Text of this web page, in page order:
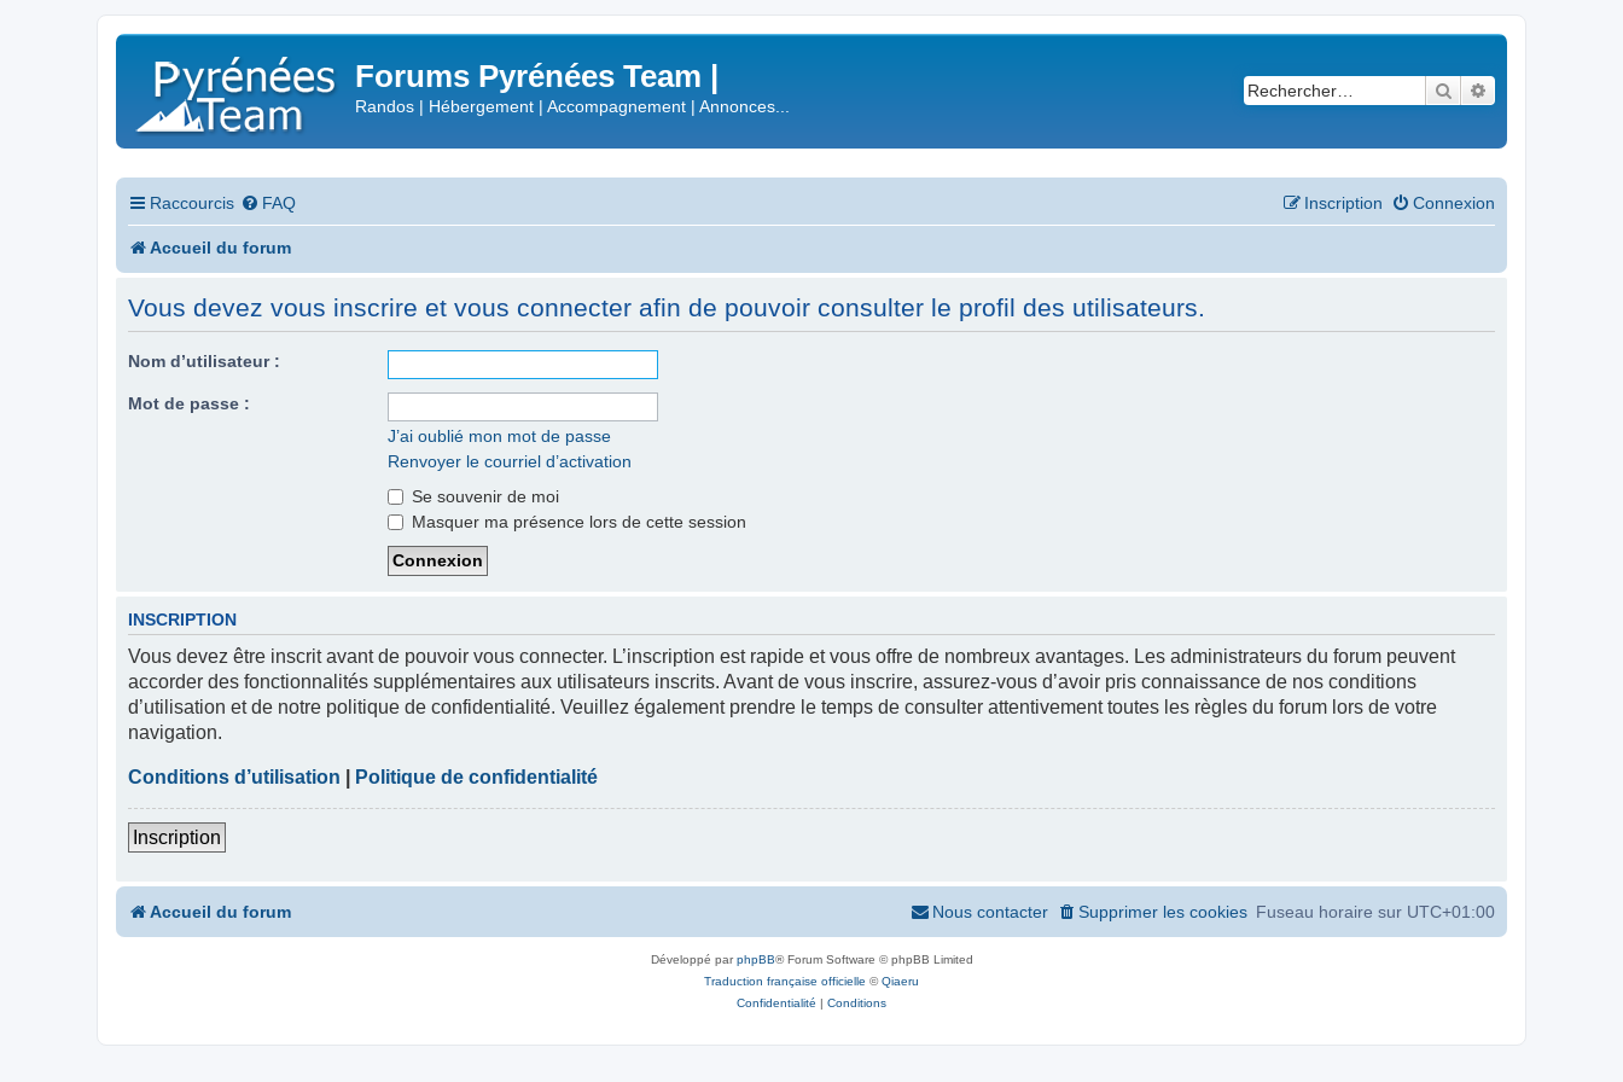
Forums Pyrénées Team |
Randos | Hébergement | Accompagnement | Annonces...
Rechercher
Raccourcis FAQ Connexion
Inscription
Accueil du forum
Vous devez vous inscrire et vous connecter afin de pouvoir consulter le profil des utilisateurs.
Nom d’utilisateur :
Mot de passe :
J’ai oublié mon mot de passe
Renvoyer le courriel d’activation
Se souvenir de moi
Masquer ma présence lors de cette session
INSCRIPTION
Vous devez être inscrit avant de pouvoir vous connecter. L’inscription est rapide et vous offre de nombreux avantages. Les administrateurs du forum peuvent
accorder des fonctionnalités supplémentaires aux utilisateurs inscrits. Avant de vous inscrire, assurez-vous d’avoir pris connaissance de nos conditions
d’utilisation et de notre politique de confidentialité. Veuillez également prendre le temps de consulter attentivement toutes les règles du forum lors de votre
navigation.
Conditions d’utilisation Politique de confidentialité
Inscription
Accueil du forum Fuseau horaire sur UTC+01:00
Supprimer les cookies
Nous contacter
Développé parphpBB® Forum Software © phpBB Limited
Traduction française officielle ©Qiaeru
Confidentialité | Conditions